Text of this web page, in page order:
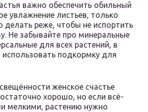
важно обеспечить обильный
увлажнение листьев, только
реже, чтобы не испортить
Не забывайте про минеральные
для всех растений, в
использовать подкормку для
женское счастье
хорошо, но если всё-
мелкими, растению нужно